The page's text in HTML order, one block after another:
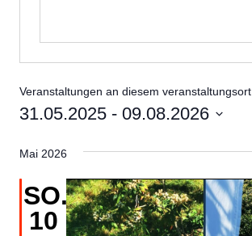
Veranstaltungen an diesem veranstaltungsort
31.05.2025 - 09.08.2026
wählen.
Mai 2026
SO.
10